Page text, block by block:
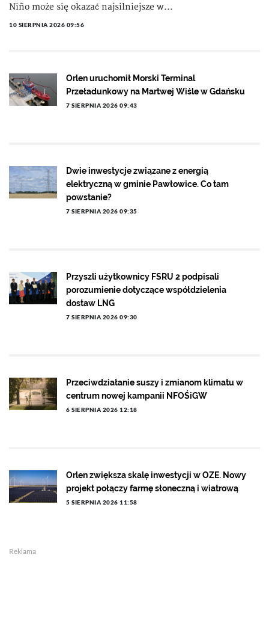
Niño może się okazać najsilniejsze w...
10 SIERPNIA 2026 09:56
Orlen uruchomił Morski Terminal
Przeładunkowy na Martwej Wiśle w Gdańsku
7 SIERPNIA 2026 09:43
Dwie inwestycje związane z energią
elektryczną w gminie Pawłowice. Co tam
powstanie?
7 SIERPNIA 2026 09:35
Przyszli użytkownicy FSRU 2 podpisali
porozumienie dotyczące współdzielenia
dostaw LNG
7 SIERPNIA 2026 09:30
Przeciwdziałanie suszy i zmianom klimatu w
centrum nowej kampanii NFOŚiGW
6 SIERPNIA 2026 12:18
Orlen zwiększa skalę inwestycji w OZE. Nowy
projekt połączy farmę słoneczną i wiatrową
5 SIERPNIA 2026 11:58
Reklama